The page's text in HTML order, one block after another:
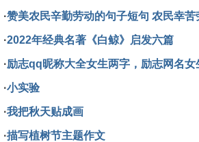
·赞美农民辛勤劳动的句子短句 农民幸苦
·2022年经典名著《白鲸》启发六篇
·励志qq昵称大全女生两字，励志网名女
·小实验
·我把秋天贴成画
·描写植树节主题作文